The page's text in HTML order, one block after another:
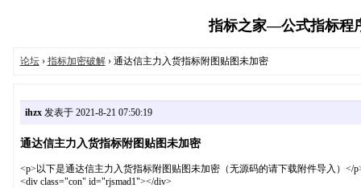
指标之家—公式指标程
论坛› 指标加密破解› 通达信主力入货指标附图贴图未加密
ihzx发表于 2021-8-21 07:50:19
通达信主力入货指标附图贴图未加密
<p>以下是通达信主力入货指标附图贴图未加密（无源码的请下载附件导入）</
<div class="con" id="rjsmad1"></div>